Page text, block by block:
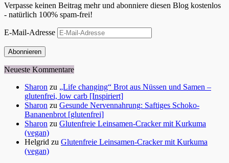
Verpasse keinen Beitrag mehr und abonniere diesen Blog kostenlos
- natürlich 100% spam-frei!
E-Mail-Adresse
Abonnieren
Neueste Kommentare
Sharon zu „Life changing“ Brot aus Nüssen und Samen –
glutenfrei, low carb [Inspiriert]
Sharon zu Gesunde Nervennahrung: Saftiges Schoko-
Bananenbrot [glutenfrei]
Sharon zu Glutenfreie Leinsamen-Cracker mit Kurkuma
(vegan)
Helgrid zu Glutenfreie Leinsamen-Cracker mit Kurkuma
(vegan)